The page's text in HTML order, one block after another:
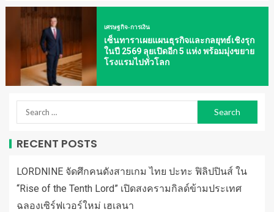
เศรษฐกิจ-การเงิน
เซ็นทาราเผยแผนธุรกิจและกลยุทธ์เชิงรุก
ในปี 2569 ลุยเปิดอีก 5 แห่ง พร้อมมุ่งขยาย
โรงแรมไปทั่วโลก
RECENT POSTS
LORDNINE จัดศึกคนดังสายเกม ไทย ปะทะ ฟิลิปปินส์ ใน
“Rise of the Tenth Lord” เปิดสงครามกิลด์ข้ามประเทศ
ฉลองเซิร์ฟเวอร์ใหม่ เฮเลนา